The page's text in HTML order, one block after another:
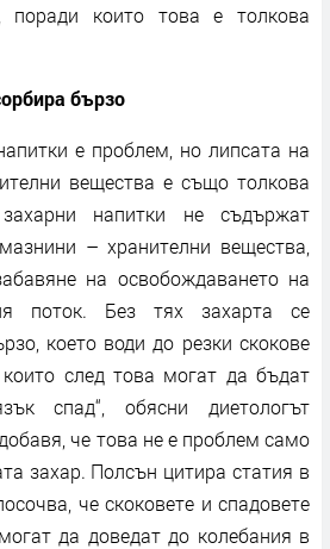
поради които това е толкова
бързо
е проблем, но липсата на
вещества е също толкова
напитки не съдържат
– хранителни вещества,
на освобождаването на
поток. Без тях захарта се
което води до резки скокове
след това могат да бъдат
спад“, обясни диетологът
че това не е проблем само
захар. Полсън цитира статия в
че скоковете и спадовете
да доведат до колебания в